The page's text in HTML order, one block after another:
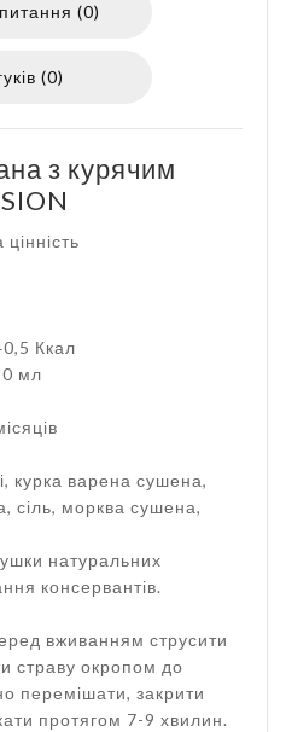
(0)
(0)
з курячим
Ккал
мл
курка варена сушена,
сіль, морква сушена,
натуральних
консервантів.
вживанням струсити
страву окропом до
перемішати, закрити
протягом 7-9 хвилин.